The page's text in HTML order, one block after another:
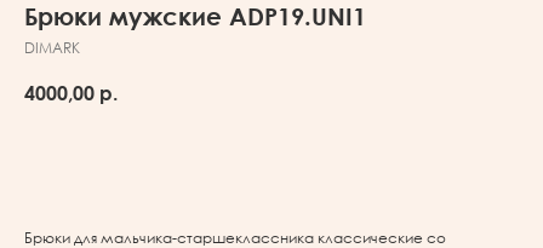
Брюки мужские ADP19.UNI1
DIMARK
4000,00 р.
Брюки для мальчика-старшеклассника классические со